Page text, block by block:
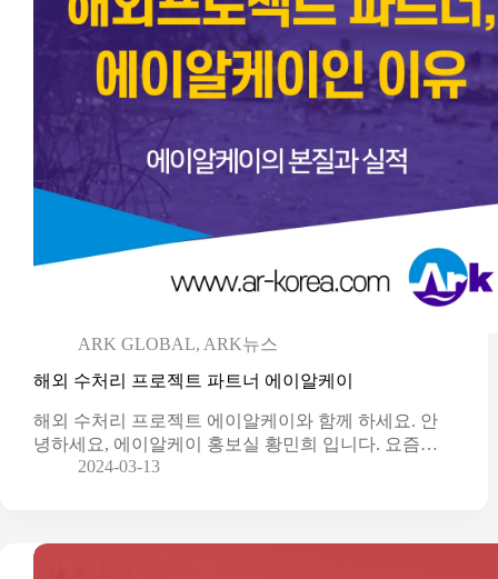
ARK GLOBAL, ARK뉴스
해외 수처리 프로젝트 파트너 에이알케이
해외 수처리 프로젝트 에이알케이와 함께 하세요. 안
녕하세요, 에이알케이 홍보실 황민희 입니다. 요즘…
2024-03-13